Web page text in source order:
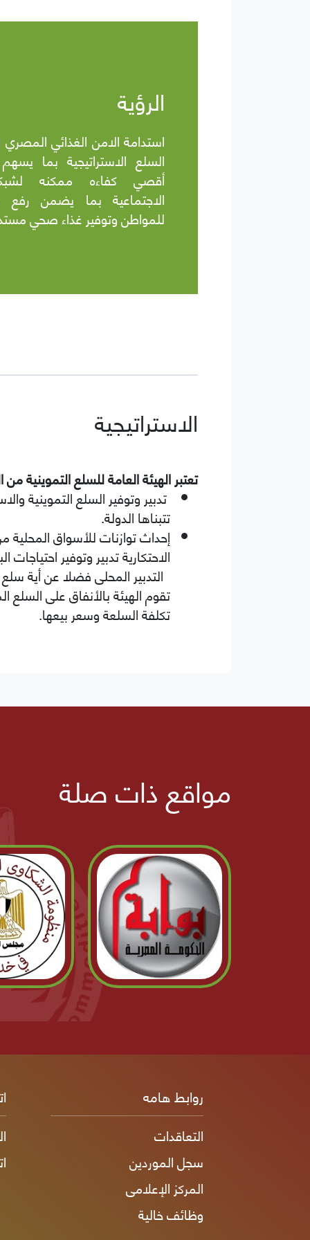
الرؤية
استدامة الامن الغذائي
السلع الاستراتيجية بما
أقصي كفاءه ممكنه
الاجتماعية بما يضمن رفع
للمواطن وتوفير غذاء صحي
الاستراتيجية
تعتبر الهيئة العامة للسلع التموينية
تدبير وتوفير السلع التموينية
تتبناها الدولة.
إحداث توازنات للأسواق
الاحتكارية تدبير وتوفير
التدبير المحلى فضلا عن أية
تقوم الهيئة بالأنفاق على السلع
تكلفة السلعة وسعر بيعها.
مواقع ذات صلة
روابط هامه
التعاقدات
سجل الموردين
المركز الإعلامى
وظائف خالية